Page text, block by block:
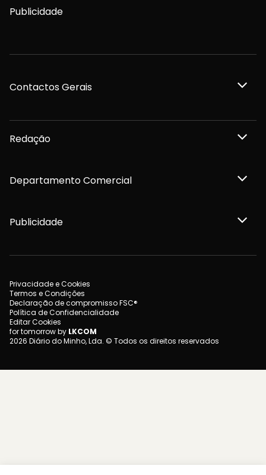
Publicidade
Contactos Gerais
Redação
Departamento Comercial
Publicidade
Privacidade e Cookies
Termos e Condições
Declaração de compromisso FSC®
Política de Confidencialidade
Editar Cookies
for tomorrow by LKCOM
2026 Diário do Minho, Lda. © Todos os direitos reservados